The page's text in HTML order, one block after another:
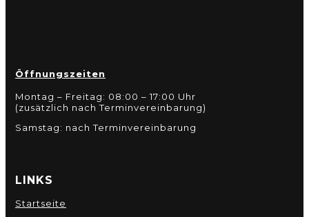
Öffnungszeiten
Montag – Freitag: 08:00 – 17:00 Uhr
(zusätzlich nach Terminvereinbarung)
Samstag: nach Terminvereinbarung
LINKS
Startseite